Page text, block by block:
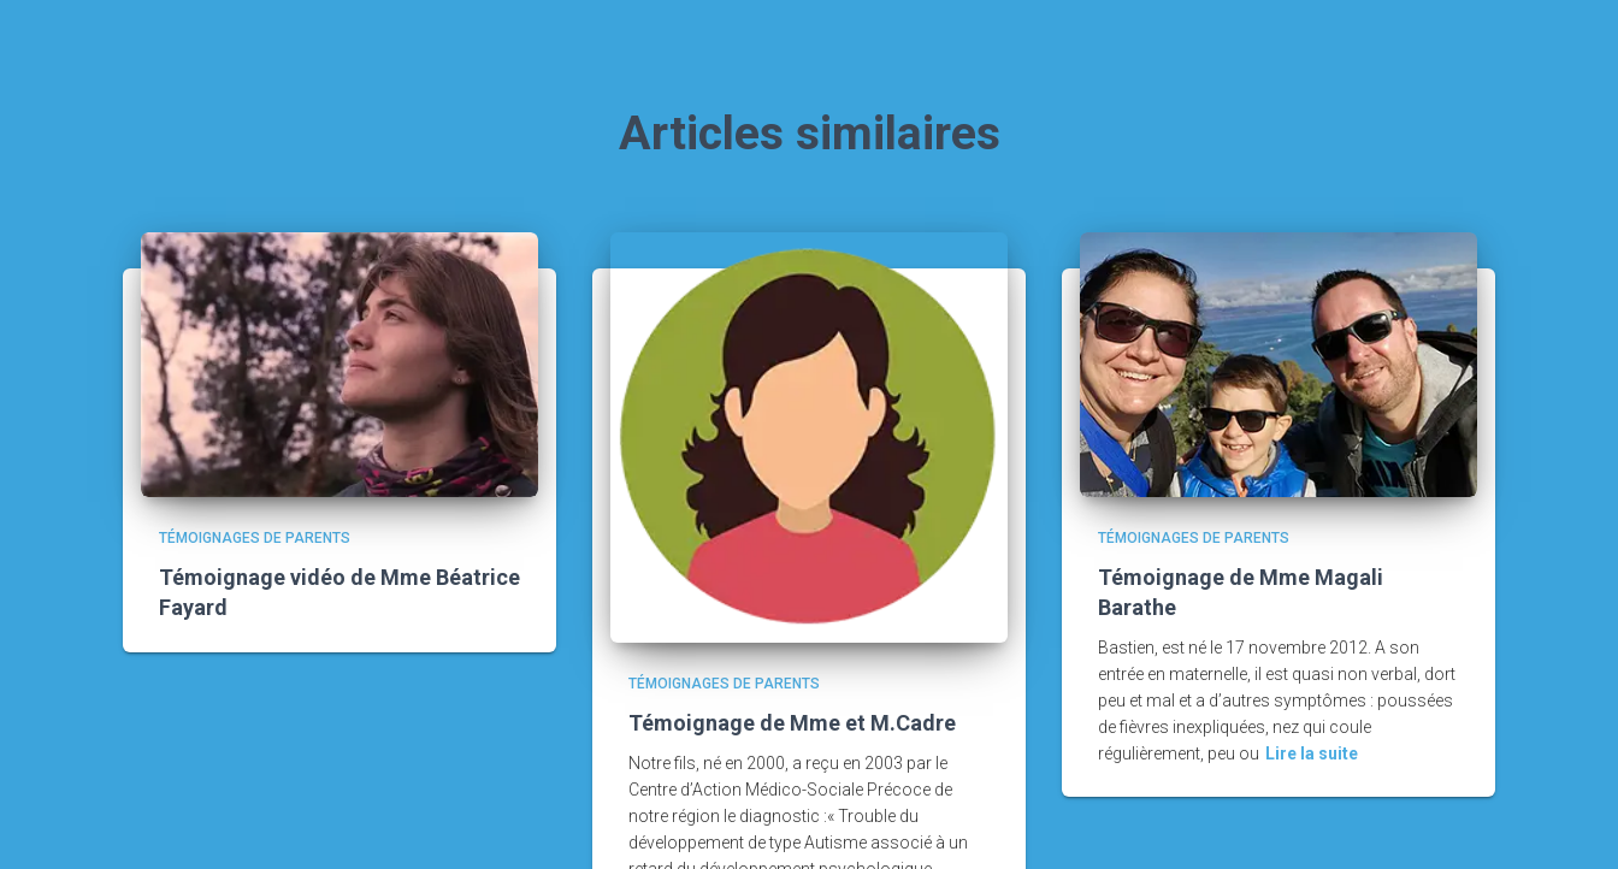
Articles similaires
TÉMOIGNAGES DE PARENTS
Témoignage vidéo de Mme Béatrice
Fayard
TÉMOIGNAGES DE PARENTS
Témoignage de Mme et M.Cadre
Notre fils, né en 2000, a reçu en 2003 par le
Centre d’Action Médico-Sociale Précoce de
notre région le diagnostic :« Trouble du
développement de type Autisme associé à un
TÉMOIGNAGES DE PARENTS
Témoignage de Mme Magali
Barathe
Bastien, est né le 17 novembre 2012. A son
entrée en maternelle, il est quasi non verbal, dort
peu et mal et a d’autres symptômes : poussées
de fièvres inexpliquées, nez qui coule
régulièrement, peu ou Lire la suite